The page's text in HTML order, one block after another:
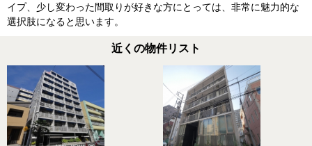
イプ、少し変わった間取りが好きな方にとっては、非常に魅力的な
選択肢になると思います。
近くの物件リスト